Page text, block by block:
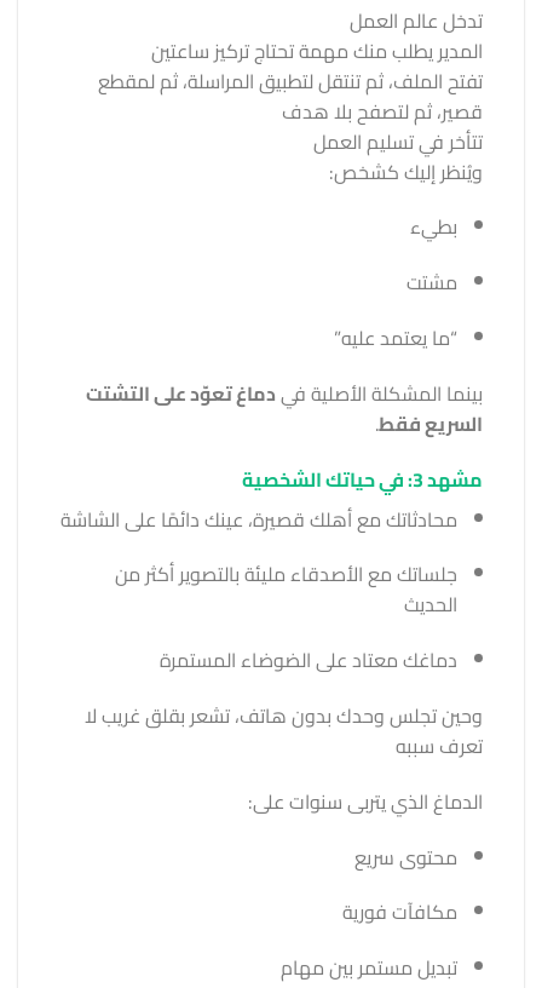
تدخل عالم العمل
المدير يطلب منك مهمة تحتاج تركيز ساعتين
تفتح الملف، ثم تنتقل لتطبيق المراسلة، ثم لمقطع
قصير، ثم لتصفح بلا هدف
تتأخر في تسليم العمل
ويُنظر إليك كشخص:
بطيء
مشتت
“ما يعتمد عليه”
بينما المشكلة الأصلية فيدماغ تعوّد على التشتت
السريع فقط.
مشهد 3: في حياتك الشخصية
محادثاتك مع أهلك قصيرة، عينك دائمًا على الشاشة
جلساتك مع الأصدقاء مليئة بالتصوير أكثر من
الحديث
دماغك معتاد على الضوضاء المستمرة
وحين تجلس وحدك بدون هاتف، تشعر بقلق غريب لا
تعرف سببه
الدماغ الذي يتربى سنوات على:
محتوى سريع
مكافآت فورية
تبديل مستمر بين مهام